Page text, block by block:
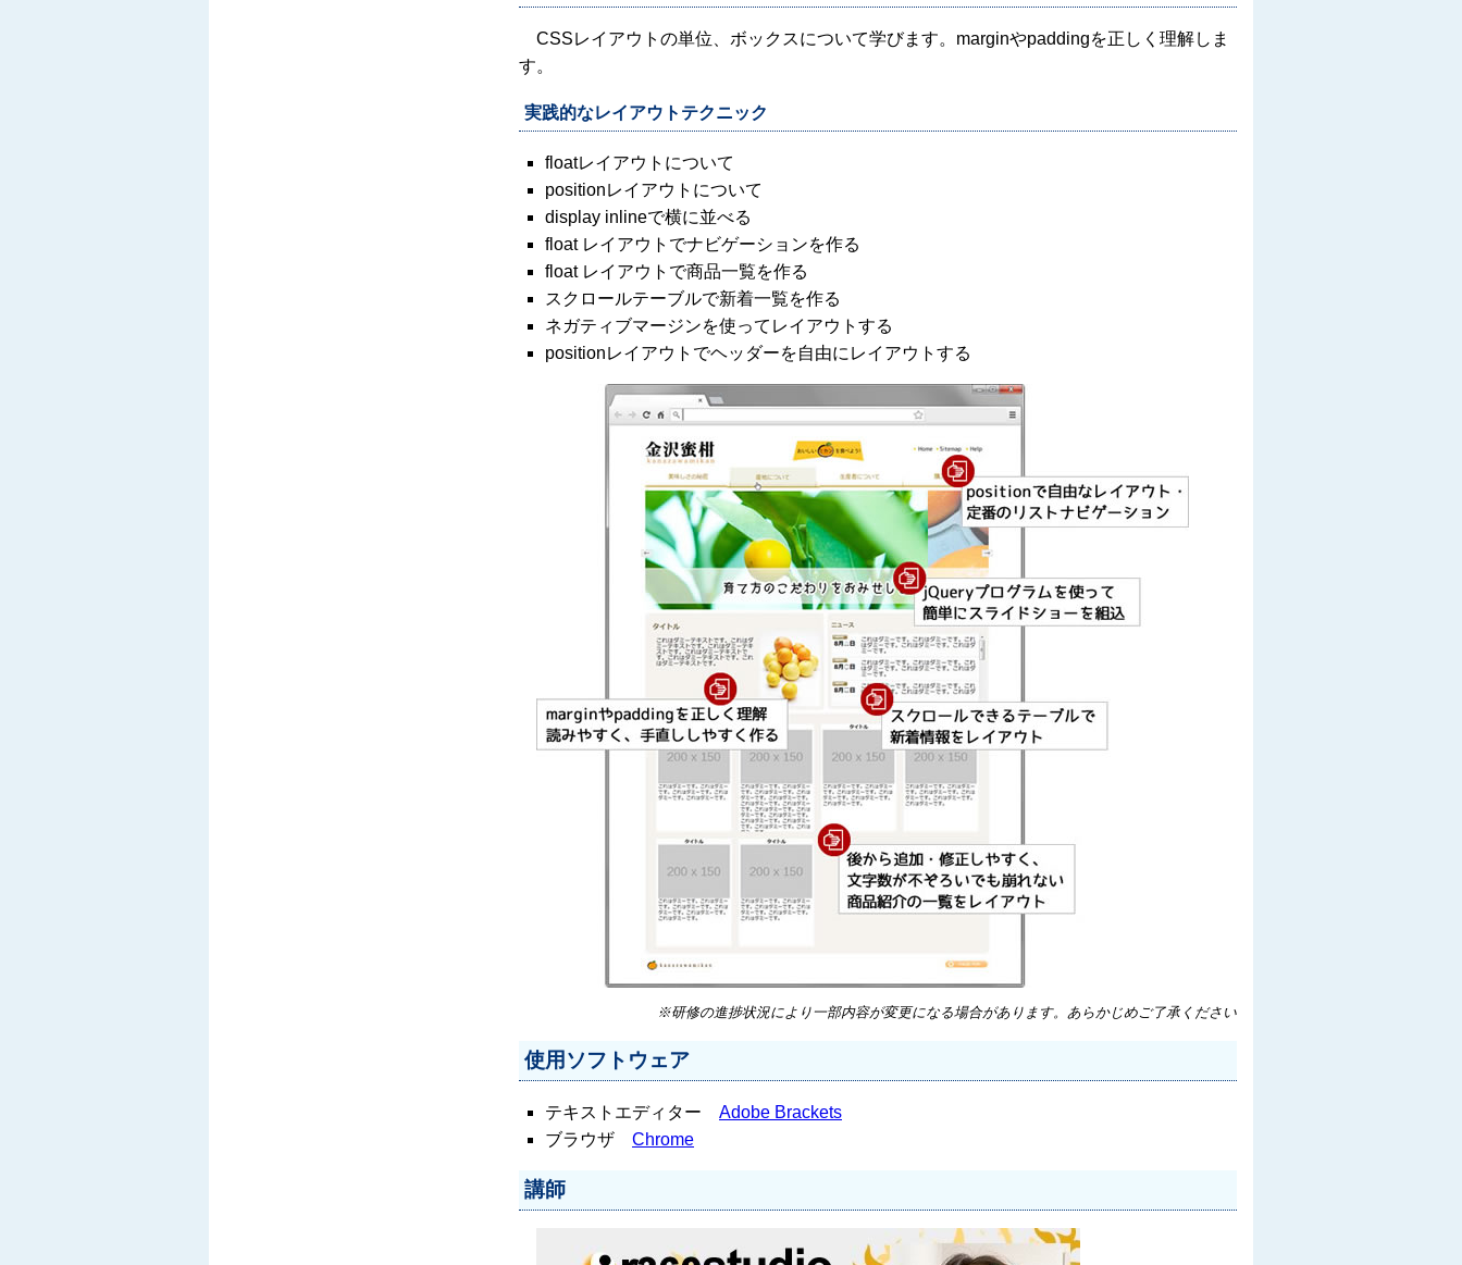
CSSレイアウトの単位、ボックスについて学びます。marginやpaddingを正しく理解しま
す。
実践的なレイアウトテクニック
floatレイアウトについて
positionレイアウトについて
display inlineで横に並べる
float レイアウトでナビゲーションを作る
float レイアウトで商品一覧を作る
スクロールテーブルで新着一覧を作る
ネガティブマージンを使ってレイアウトする
positionレイアウトでヘッダーを自由にレイアウトする
※研修の進捗状況により一部内容が変更になる場合があります。あらかじめご了承ください
使用ソフトウェア
テキストエディター Adobe Brackets
ブラウザ Chrome
講師